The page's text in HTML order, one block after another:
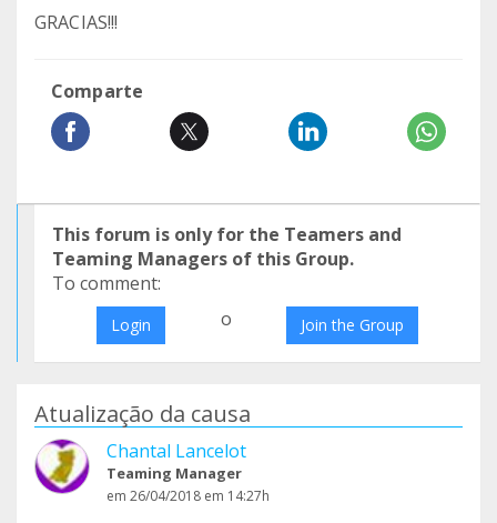
GRACIAS!!!
Comparte
This forum is only for the Teamers and
Teaming Managers of this Group.
To comment:
Login o Join the Group
Atualização da causa
Chantal Lancelot
Teaming Manager
em 26/04/2018 em 14:27h